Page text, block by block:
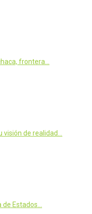
frontera…
de realidad…
Estados…